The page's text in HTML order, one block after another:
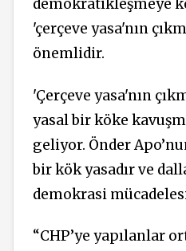
demokratikleşmeye
'çerçeve yasa'nın
önemlidir.
'Çerçeve yasa'nın
yasal bir köke
geliyor. Önder
bir kök yasadır ve
demokrasi
“CHP’ye yapılanlar